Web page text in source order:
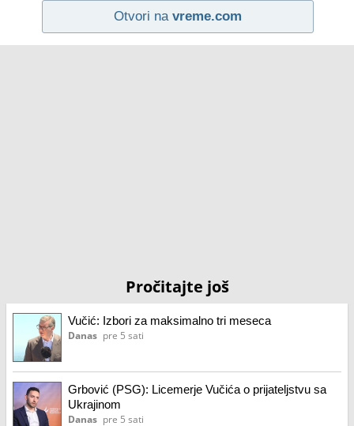
Otvori na vreme.com
Pročitajte još
Vučić: Izbori za maksimalno tri meseca
Danas pre 5 sati
Grbović (PSG): Licemerje Vučića o prijateljstvu sa
Ukrajinom
Danas pre 5 sati